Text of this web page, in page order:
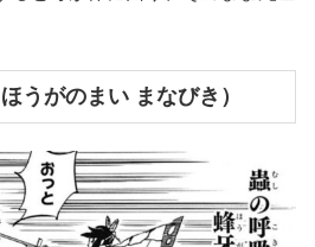
うがのまい まなびき）